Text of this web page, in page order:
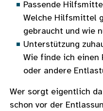
Passende
Welche Hilfsmittel
gebraucht und wie
Unterstützung
Wie finde ich
oder andere
Wer sorgt eigentlich
schon vor der